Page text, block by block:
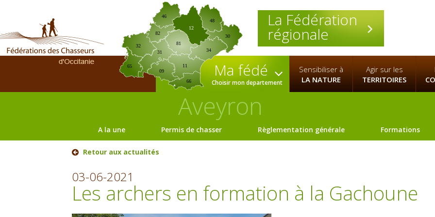
La Fédération
régionale
09
12
30
31
32
34
46
65
66
81
82
11
48
Ma fédé
Choisir mon departement
Sensibiliser à
LA NATURE
Agir sur les
TERRITOIRES
Aveyron
A la une Permis de chasser Règlementation générale Formations
Retour aux actualités
03-06-2021
Les archers en formation à la Gachoune